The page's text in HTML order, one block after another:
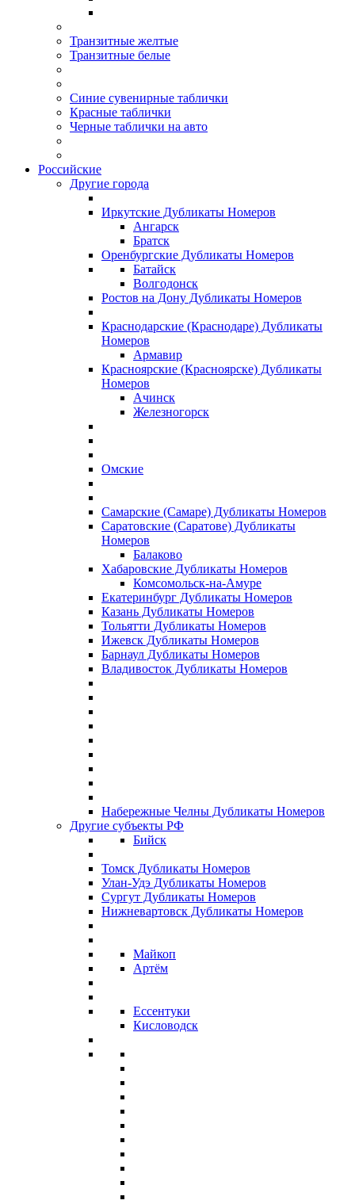
Транзитные желтые
Транзитные белые
Синие сувенирные таблички
Красные таблички
Черные таблички на авто
Российские
Другие города
Иркутские Дубликаты Номеров
Ангарск
Братск
Оренбургские Дубликаты Номеров
Батайск
Волгодонск
Ростов на Дону Дубликаты Номеров
Краснодарские (Краснодаре) Дубликаты
Номеров
Армавир
Красноярские (Красноярске) Дубликаты
Номеров
Ачинск
Железногорск
Омские
Самарские (Самаре) Дубликаты Номеров
Саратовские (Саратове) Дубликаты
Номеров
Балаково
Хабаровские Дубликаты Номеров
Комсомольск-на-Амуре
Екатеринбург Дубликаты Номеров
Казань Дубликаты Номеров
Тольятти Дубликаты Номеров
Ижевск Дубликаты Номеров
Барнаул Дубликаты Номеров
Владивосток Дубликаты Номеров
Набережные Челны Дубликаты Номеров
Другие субъекты РФ
Бийск
Томск Дубликаты Номеров
Улан-Удэ Дубликаты Номеров
Сургут Дубликаты Номеров
Нижневартовск Дубликаты Номеров
Майкоп
Артём
Ессентуки
Кисловодск